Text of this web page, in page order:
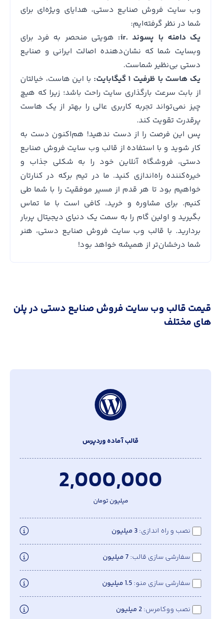
وب سایت فروش صنایع دستی، هدایای ویژه‌ای برای
شما در نظر گرفته‌ایم:
یک دامنه با پسوند .ir:
هویتی منحصر به فرد برای
وبسایت شما که نشان‌دهنده اصالت ایرانی و صنایع
دستی بی‌نظیر شماست.
یک هاست با ظرفیت ۱ گیگابایت:
با این هاست، خیالتان
از بابت سرعت بارگذاری سایت راحت باشد؛ زیرا که هیچ
چیز نمی‌تواند تجربه کاربری عالی را بهتر از یک هاست
پرقدرت تقویت کند.
پس این فرصت را از دست ندهید! هم‌اکنون دست به
کار شوید و با استفاده از قالب وب سایت فروش صنایع
دستی، فروشگاه آنلاین خود را به شکلی جذاب و
خیره‌کننده راه‌اندازی کنید. ما در تیم برکه در کنارتان
خواهیم بود تا هر قدم از مسیر موفقیت را با شما طی
کنیم. برای مشاوره و خرید، کافی است با ما تماس
بگیرید و اولین گام را به سمت یک دنیای دیجیتال پربار
بردارید. با قالب وب سایت فروش صنایع دستی، هنر
شما درخشان‌تر از همیشه خواهد بود!
قیمت قالب وب سایت فروش صنایع دستی در پلن
های مختلف
قالب آماده وردپرس
2,000,000
میلیون تومان
نصب و راه اندازی 3 میلیون
سفارشی سازی قالب 7 میلیون
سفارشی سازی منو 1.5 میلیون
نصب ووکامرس 2 میلیون